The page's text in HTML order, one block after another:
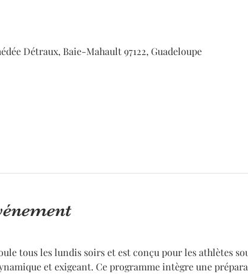
Détraux, Baie-Mahault 97122, Guadeloupe
tous les lundis soirs et est conçu pour les athlètes
et exigeant. Ce programme intègre une